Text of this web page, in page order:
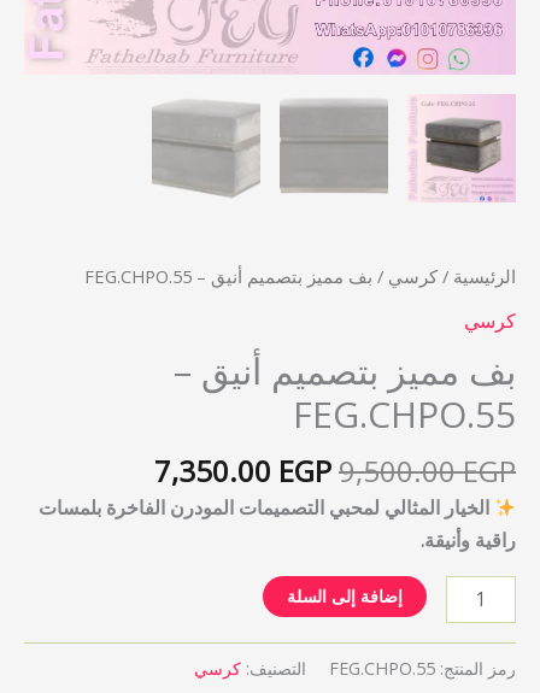
الرئيسية / كرسي / بف مميز بتصميم أنيق – FEG.CHPO.55
كرسي
بف مميز بتصميم أنيق –
FEG.CHPO.55
9,500.00EGP
7,350.00 EGP
الخيار المثالي لمحبي التصميمات المودرن الفاخرة بلمسات
راقية وأنيقة.
إضافة إلى السلة
رمز المنتج: FEG.CHPO.55 التصنيف: كرسي